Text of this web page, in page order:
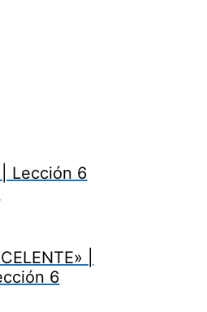
| Lección 6
|
6